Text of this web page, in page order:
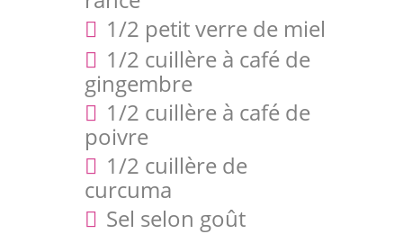
1/2 petit verre de miel
1/2 cuillère à café de
gingembre
1/2 cuillère à café de
poivre
1/2 cuillère de
curcuma
Sel selon goût